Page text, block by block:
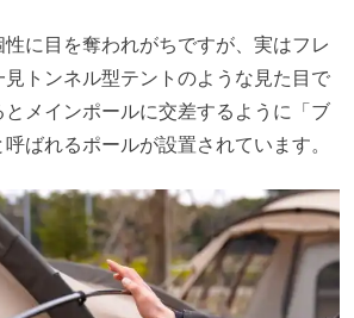
に目を奪われがちですが、実はフレ
トンネル型テントのような見た目で
メインポールに交差するように「ブ
ばれるポールが設置されています。